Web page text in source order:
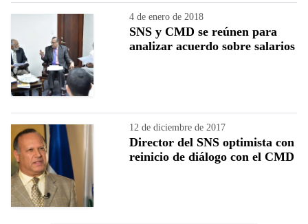
4 de enero de 2018
SNS y CMD se reúnen para
analizar acuerdo sobre salarios
12 de diciembre de 2017
Director del SNS optimista con
reinicio de diálogo con el CMD